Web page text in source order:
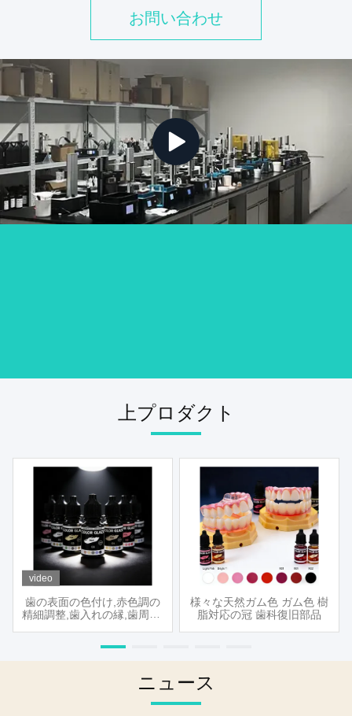
管理,継続的な革新,そして信頼性の高い供給を保証します.北米ア
ジア,南米,そしてそれ以上の地域では,ZonMedは一貫性があり,美
学的に優れている,高性能な修復材料を 世界の隅々まで届けること
お問い合わせ
上プロダクト
video
歯の表面の色付け,赤色調の
精細調整,歯入れの縁,歯周部,
に開発されたUVコーティン
様々な天然ガム色 ガム色 樹
脂対応の冠 歯科復旧部品
ニュース